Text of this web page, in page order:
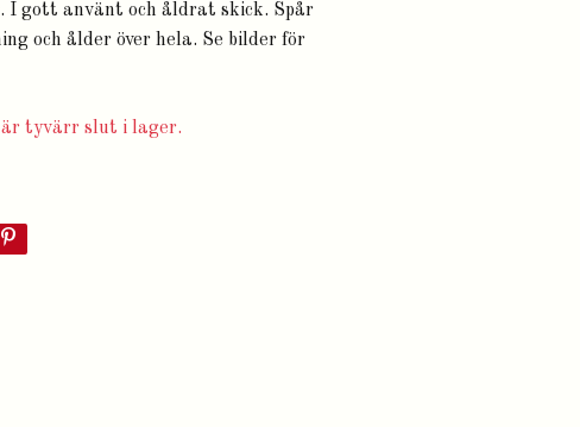
I gott använt och åldrat skick. Spår
och ålder över hela. Se bilder för
tyvärr slut i lager.